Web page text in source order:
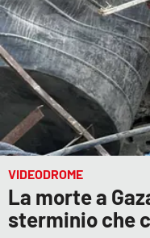
VIDEODROME
La morte a
sterminio che